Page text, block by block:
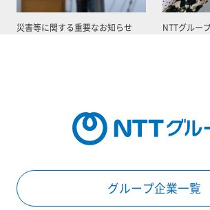
災害等に関する重要なお知らせ NTTグルー
グループ企業一覧